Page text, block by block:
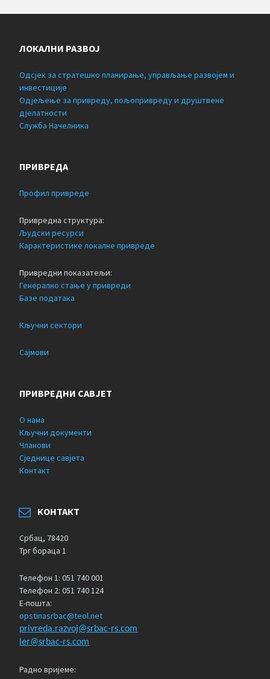
ЛОКАЛНИ РАЗВОЈ
Одсјек за стратешко планирање, управљање развојем и
инвестиције
Одјељење за привреду, пољопривреду и друштвене
дјелатности
Служба Начелника
ПРИВРЕДА
Профил привреде
Привредна структура:
Људски ресурси
Карактеристике локалне привреде
Привредни показатељи:
Генерално стање у привреди
Базе података
Кључни сектори
Сајмови
ПРИВРЕДНИ САВЈЕТ
О нама
Кључни документи
Чланови
Сједнице савјета
Контакт
КОНТАКТ
Србац, 78420
Трг бораца 1
Телефон 1: 051 740 001
Телефон 2: 051 740 124
Е-пошта:
opstinasrbac@teol.net
privreda.razvoj@srbac-rs.com
ler@srbac-rs.com
Радно вријеме: